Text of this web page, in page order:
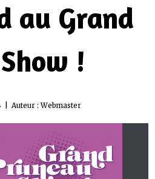
au Grand
!
| Auteur :Webmaster